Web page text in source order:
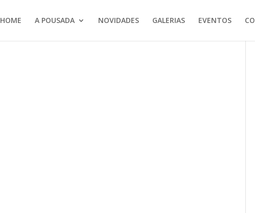
HOME A POUSADA NOVIDADES GALERIAS EVENTOS